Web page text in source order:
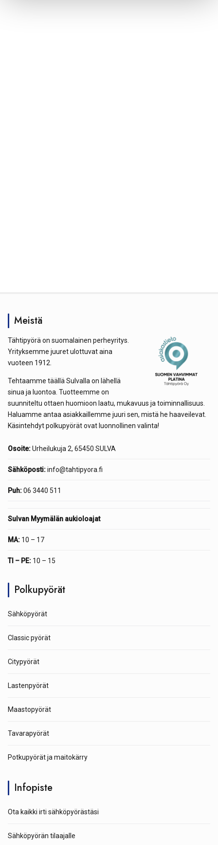
Meistä
Tähtipyörä on suomalainen perheyritys.
Yrityksemme juuret ulottuvat aina
vuoteen 1912.
Tehtaamme täällä Sulvalla on lähellä
sinua ja luontoa. Tuotteemme on
suunniteltu ottaen huomioon laatu, mukavuus ja toiminnallisuus.
Haluamme antaa asiakkaillemme juuri sen, mistä he haaveilevat.
Käsintehdyt polkupyörät ovat luonnollinen valinta!
Osoite:Urheilukuja 2, 65450 SULVA
Sähköposti:info@tahtipyora.fi
Puh:06 3440 511
Sulvan Myymälän aukioloajat
MA: 10 – 17
TI – PE: 10 – 15
Polkupyörät
Sähköpyörät
Classic pyörät
Citypyörät
Lastenpyörät
Maastopyörät
Tavarapyörät
Potkupyörät ja maitokärry
Infopiste
Ota kaikki irti sähköpyörästäsi
Sähköpyörän tilaajalle